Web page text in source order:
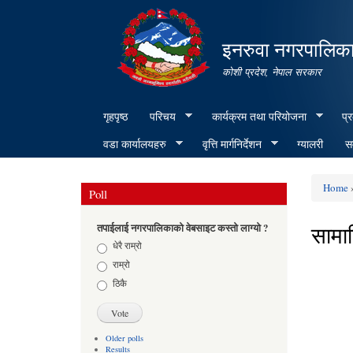
इनरुवा
कोशी प्रदेश, नेपाल सरकार
गृहपृष्ठ परिचय कार्यक्रम तथा परियोजना
वडा कार्यालयहरु
वृत्ति मार्गनिर्देशन ग्यालरी
Poll
तपाईलाई नगरपालिकाको वेबसाइट कस्तो लाग्यो ?
Choicesधेरै राम्रो
राम्रो
ठिकै
Older polls
Results
You
Home